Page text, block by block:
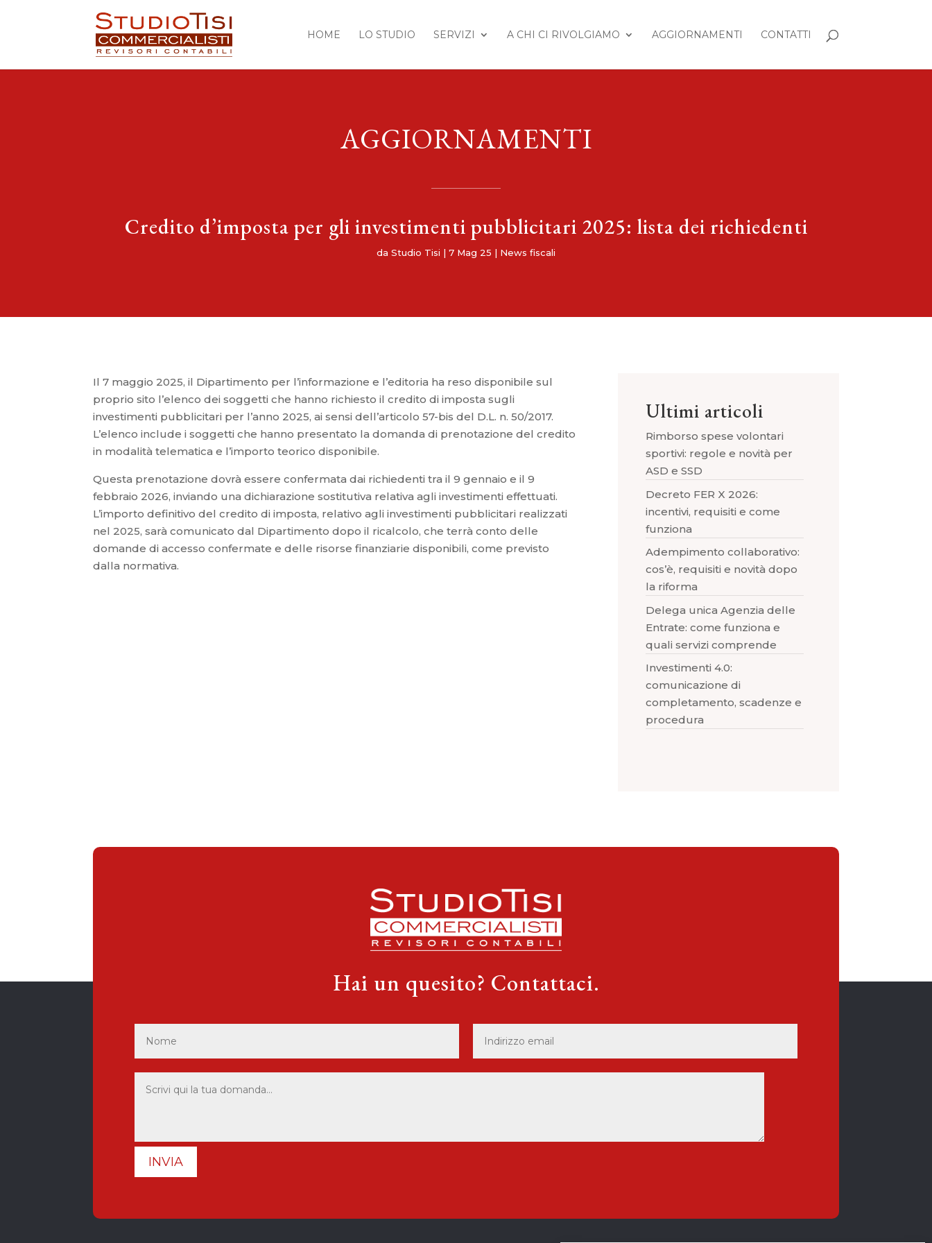
HOME LO STUDIO SERVIZI A CHI CI RIVOLGIAMO AGGIORNAMENTI CONTATTI
AGGIORNAMENTI
Credito d’imposta per gli investimenti pubblicitari 2025: lista dei richiedenti
da Studio Tisi | 7 Mag 25 | News fiscali
Il 7 maggio 2025, il Dipartimento per l’informazione e l’editoria ha reso disponibile sul
proprio sito l’elenco dei soggetti che hanno richiesto il credito di imposta sugli
investimenti pubblicitari per l’anno 2025, ai sensi dell’articolo 57-bis del D.L. n. 50/2017.
L’elenco include i soggetti che hanno presentato la domanda di prenotazione del credito
in modalità telematica e l’importo teorico disponibile.
Questa prenotazione dovrà essere confermata dai richiedenti tra il 9 gennaio e il 9
febbraio 2026, inviando una dichiarazione sostitutiva relativa agli investimenti effettuati.
L’importo definitivo del credito di imposta, relativo agli investimenti pubblicitari realizzati
nel 2025, sarà comunicato dal Dipartimento dopo il ricalcolo, che terrà conto delle
domande di accesso confermate e delle risorse finanziarie disponibili, come previsto
dalla normativa.
Ultimi articoli
Rimborso spese volontari
sportivi: regole e novità per
ASD e SSD
Decreto FER X 2026:
incentivi, requisiti e come
funziona
Adempimento collaborativo:
cos’è, requisiti e novità dopo
la riforma
Delega unica Agenzia delle
Entrate: come funziona e
quali servizi comprende
Investimenti 4.0:
comunicazione di
completamento, scadenze e
procedura
Hai un quesito? Contattaci.
INVIA